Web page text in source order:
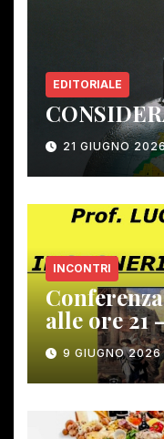
EDITORIALE
21 GIUGNO
INCONTRI
alle ore 21
Gambassi
9 GIUGNO 2026